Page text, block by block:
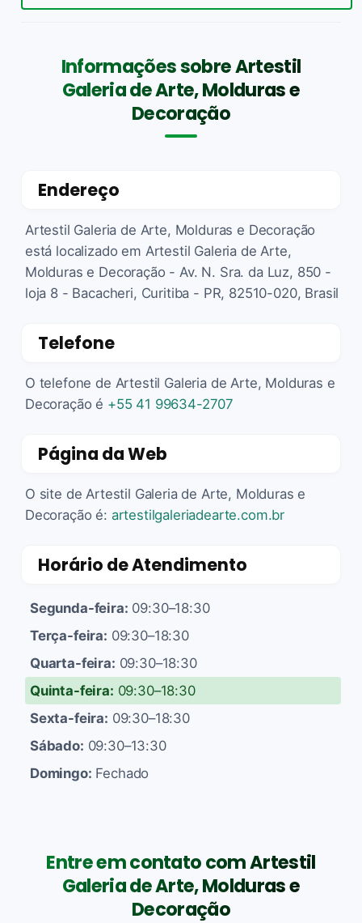
Informações sobre Artestil
Galeria de Arte, Molduras e
Decoração
Endereço
Artestil Galeria de Arte, Molduras e Decoração
está localizado em Artestil Galeria de Arte,
Molduras e Decoração - Av. N. Sra. da Luz, 850 -
loja 8 - Bacacheri, Curitiba - PR, 82510-020, Brasil
Telefone
O telefone de Artestil Galeria de Arte, Molduras e
Decoração é +55 41 99634-2707
Página da Web
O site de Artestil Galeria de Arte, Molduras e
Decoração é: artestilgaleriadearte.com.br
Horário de Atendimento
Segunda-feira: 09:30–18:30
Terça-feira: 09:30–18:30
Quarta-feira: 09:30–18:30
Quinta-feira: 09:30–18:30
Sexta-feira: 09:30–18:30
Sábado: 09:30–13:30
Domingo: Fechado
Entre em contato com Artestil
Galeria de Arte, Molduras e
Decoração